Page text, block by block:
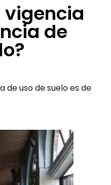
vigencia
de
de uso de suelo es de